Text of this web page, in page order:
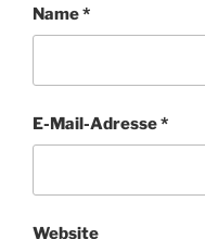
Name*
E-Mail-Adresse*
Website